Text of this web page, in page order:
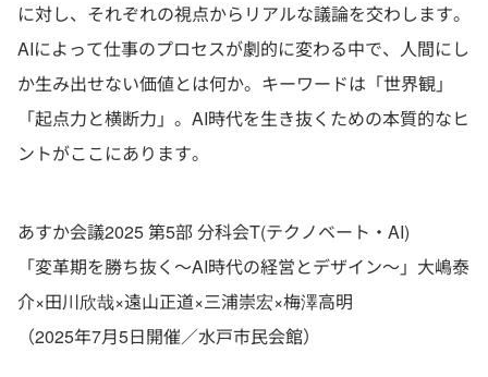
に対し、それぞれの視点からリアルな議論を交わします。
AIによって仕事のプロセスが劇的に変わる中で、人間にし
か生み出せない価値とは何か。キーワードは「世界観」
「起点力と横断力」。AI時代を生き抜くための本質的なヒ
ントがここにあります。
あすか会議2025 第5部 分科会T(テクノベート・AI)
「変革期を勝ち抜く～AI時代の経営とデザイン～」大嶋泰
介×田川欣哉×遠山正道×三浦崇宏×梅澤高明
（2025年7月5日開催／水戸市民会館）